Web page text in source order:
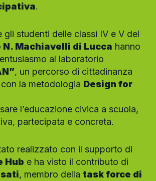
.
gli studenti delle classi IV e V del
Machiavelli di Lucca hanno
al laboratorio
, un percorso di cittadinanza
la metodologia Design for
l’educazione civica a scuola,
partecipata e concreta.
realizzato con il supporto di
Hub e ha visto il contributo di
, membro della task force di